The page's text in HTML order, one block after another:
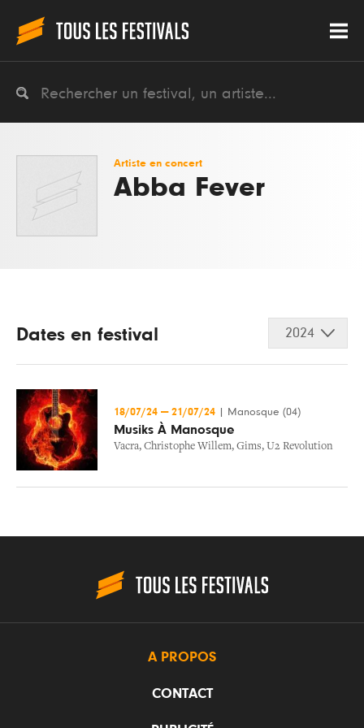
Artiste en concert
Abba Fever
Dates en festival 2024
18/07/24 — 21/07/24 Manosque (04)
Musiks À Manosque
Vacra, Christophe Willem, Gims, U2 Revolution
A PROPOS
CONTACT